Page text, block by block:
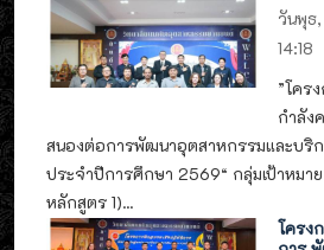
วันพุธ
14:18
”โคร
กำลัง
สนองต่อการพัฒนาอุตสาหกรรมและบริก
ประจำปีการศึกษา 2569“ กลุ่มเป้าหมา
หลักสูตร 1)...
โครง